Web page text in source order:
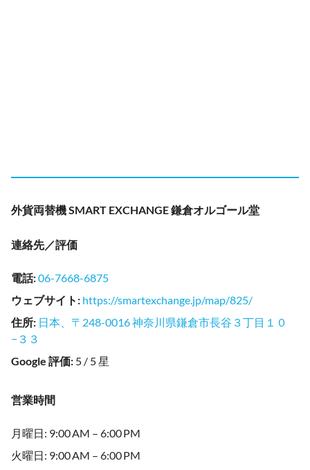
外貨両替機 SMART EXCHANGE 鎌倉オルゴール堂
連絡先／評価
電話:06-7668-6875
ウェブサイト : https://smartexchange.jp/map/825/
住所: 日本、〒248-0016 神奈川県鎌倉市長谷３丁目１０
−３３
Google 評価: 5 / 5 星
営業時間
月曜日: 9:00 AM – 6:00 PM
火曜日: 9:00 AM – 6:00 PM